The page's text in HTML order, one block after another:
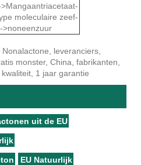
moleculaire zeef-
>noneenzuur
leveranciers,
monster, China, fabrikanten,
1 jaar garantie
uit de EU
EU Natuurlijk